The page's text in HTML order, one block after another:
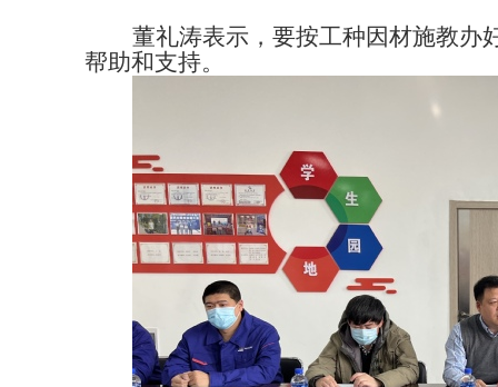
董礼涛表示，要按工种因材施教办
帮助和支持。